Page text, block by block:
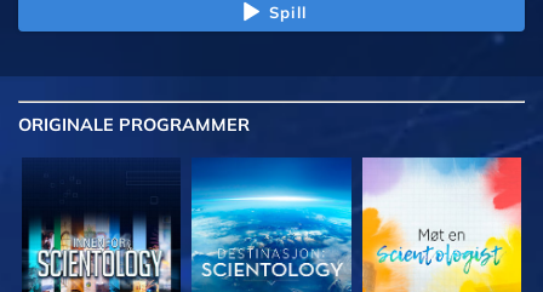
Spill
ORIGINALE PROGRAMMER